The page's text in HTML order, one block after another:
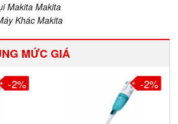
Makita Makita
Khác Makita
MỨC GIÁ
-2% -2%